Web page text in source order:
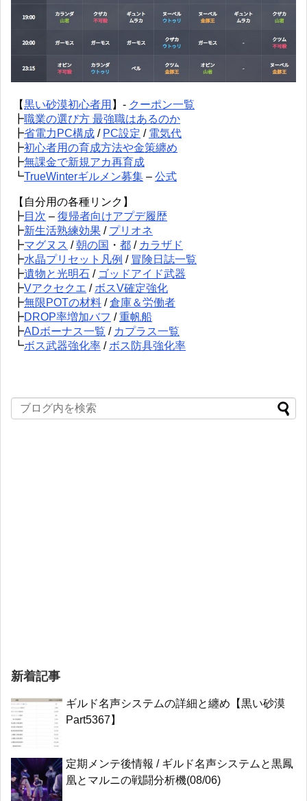
【黒い砂漠初心者用 】- クーポン一覧
┣職業の選び方 最強職はあるのか
┣省電力PC構成 / PC設定 / 電気代
┣初心者用の育成方法や金策纏め
┣無課金で新規アカ再育成
┗TrueWinterギルメン募集 – 公式
【自分用の各種リンク】
┣目次 – 復帰者向けアプデ履歴
┣新生活熟練効果 / プリオネ
┣マグヌス / 朝の国 ・ 都 / カラザド
┣水晶プリセット凡例 / 冒険日誌一覧
┣遺物と光明石 / ゴッドアイド武器
┣Vアクセクエ / ボスV確定強化
┣無限POTの材料 / 倉庫＆労働者
┣DROP率増加バフ / 重帆船
┣ADボーナス一覧 / カプラス一覧
┗ボス武器強化率 / ボス防具強化率
新着記事
ギルド名声システムの詳細と纏め【黒い砂漠
Part5367】
定期メンテ後情報 / ギルド名声システムと黒鳳
凰とマルニの戦闘分析機(08/06)